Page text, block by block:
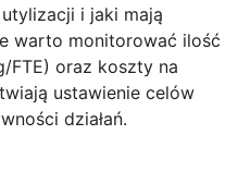
i jaki mają
warto monitorować ilość
FTE) oraz koszty na
ustawienie celów
działań.